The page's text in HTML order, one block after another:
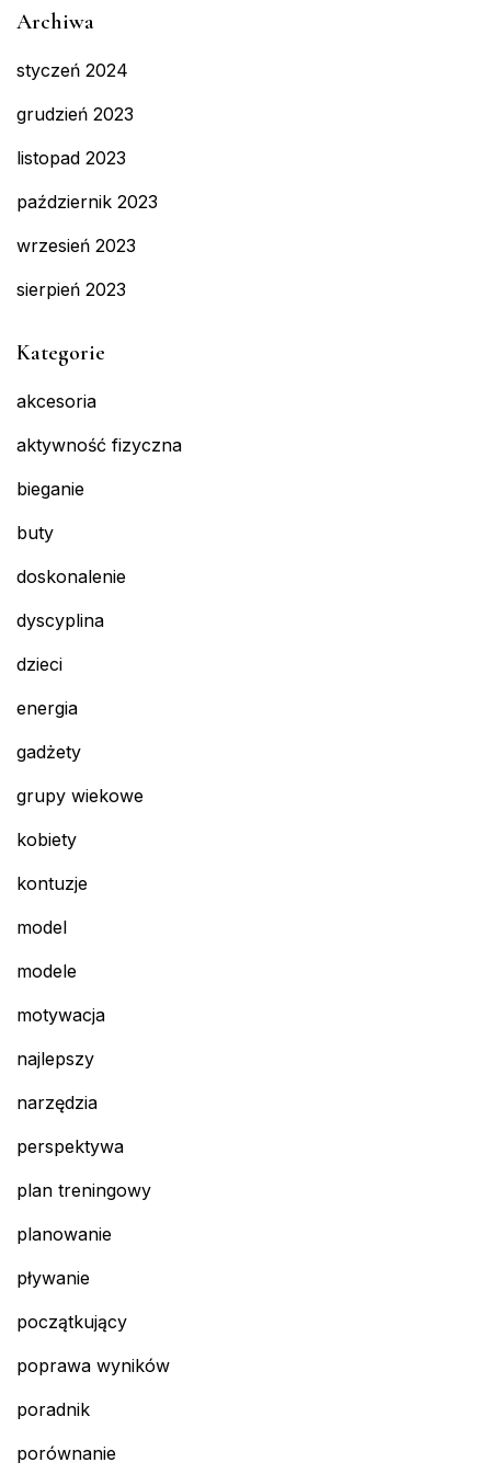
Archiwa
styczeń 2024
grudzień 2023
listopad 2023
październik 2023
wrzesień 2023
sierpień 2023
Kategorie
akcesoria
aktywność fizyczna
bieganie
buty
doskonalenie
dyscyplina
dzieci
energia
gadżety
grupy wiekowe
kobiety
kontuzje
model
modele
motywacja
najlepszy
narzędzia
perspektywa
plan treningowy
planowanie
pływanie
początkujący
poprawa wyników
poradnik
porównanie